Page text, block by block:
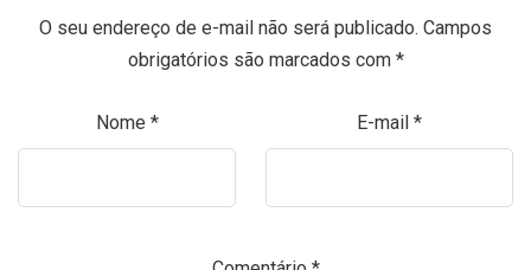
O seu endereço de e-mail não será publicado. Campos
obrigatórios são marcados com *
Nome * E-mail *